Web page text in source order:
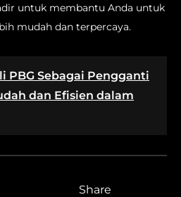
untuk membantu Anda untuk
mudah dan terpercaya.
PBG Sebagai Pengganti
dan Efisien dalam
Share